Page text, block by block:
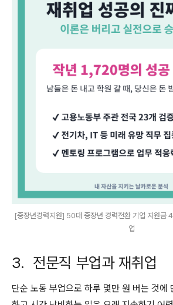
[중장년경력지원] 50대 중장년 경력전환 기업 지원금
업
3. 전문직 부업과 재취업
단순 노동 부업으로 하루 몇만 원 버는 것에